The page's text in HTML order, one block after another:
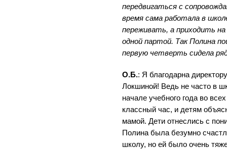
передвигаться с
время сама работала в
переживать, а приходить
одной партой. Так Полина
первую четверть сидела
О.Б.: Я благодарна
Локшиной! Ведь не часто в
начале учебного года во
классный час, и детям
мамой. Дети отнеслись с
Полина была безумно
школу, но ей было очень